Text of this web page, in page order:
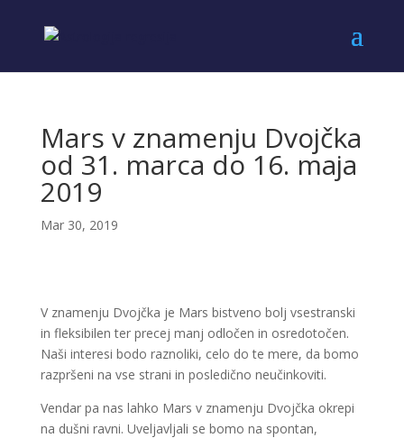
Mars v znamenju Dvojčka
od 31. marca do 16. maja
2019
Mar 30, 2019
V znamenju Dvojčka je Mars bistveno bolj vsestranski
in fleksibilen ter precej manj odločen in osredotočen.
Naši interesi bodo raznoliki, celo do te mere, da bomo
razpršeni na vse strani in posledično neučinkoviti.
Vendar pa nas lahko Mars v znamenju Dvojčka okrepi
na dušni ravni. Uveljavljali se bomo na spontan,